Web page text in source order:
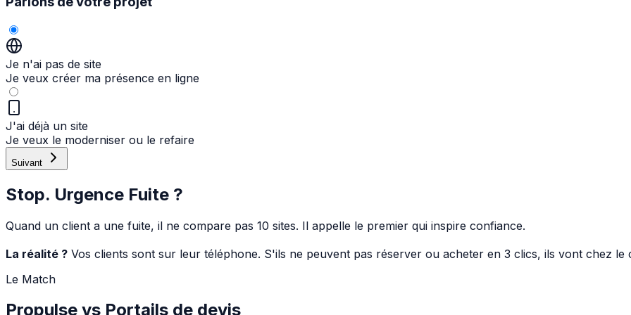
Je n'ai pas de site
Je veux créer ma présence en ligne
J'ai déjà un site
Je veux le moderniser ou le refaire
Suivant
Stop. Urgence Fuite ?
Quand un client a une fuite, il ne compare pas 10 sites. Il appelle le premier qui inspire confiance.
La réalité ? Vos clients sont sur leur téléphone. S'ils ne peuvent pas réserver ou acheter en 3 clics, ils vont chez le
Le Match
Propulse vs Portails de devis